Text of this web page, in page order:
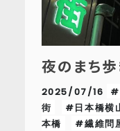
夜のまち歩
2025/07/16 #
街
#日本橋横
本橋
#繊維問